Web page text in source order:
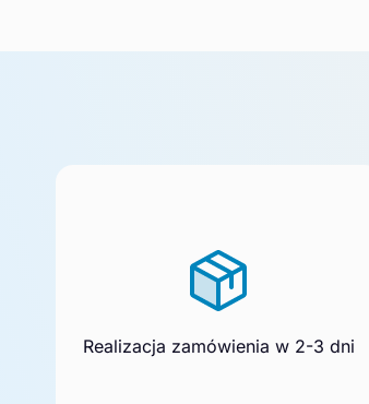
Realizacja zamówienia w 2-3 dni